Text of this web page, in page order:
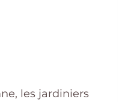
les jardiniers